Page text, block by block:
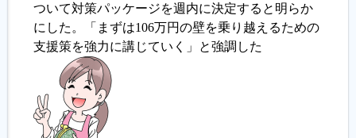
履歴書ジェネレーター
ついて対策パッケージを週内に決定すると明らか
にした。「まずは106万円の壁を乗り越えるための
支援策を強力に講じていく」と強調した